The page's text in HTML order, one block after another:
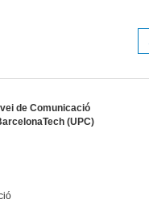
de Comunicació
(UPC)